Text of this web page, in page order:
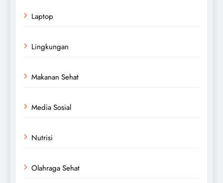
Laptop
Lingkungan
Makanan Sehat
Media Sosial
Nutrisi
Olahraga Sehat